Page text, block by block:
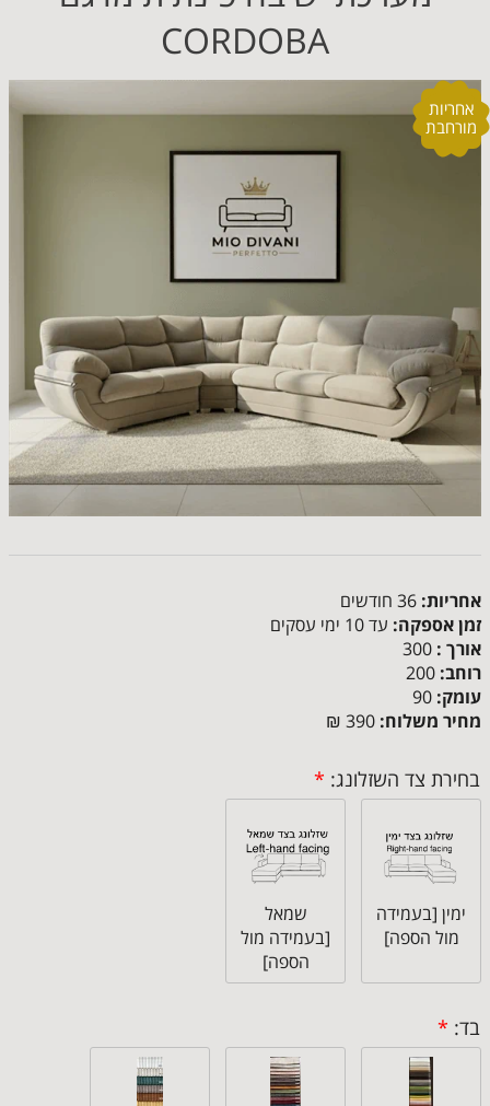
CORDOBA
אחריות
מורחבת
אחריות: 36 חודשים
זמן אספקה: עד 10 ימי עסקים
אורך : 300
רוחב: 200
עומק: 90
מחיר משלוח: 390 ₪
בחירת צד השזלונג: *
ימין [בעמידה
מול הספה]
שמאל
[בעמידה מול
הספה]
בד: *